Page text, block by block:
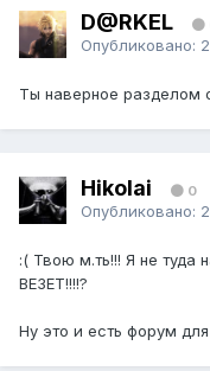
D@RKEL
Опубликовано:
Ты наверное разделом
Hikolai 0
Опубликовано:
:( Твою м.ть!!! Я не
ВЕЗЕТ!!!!?
Ну это и есть форум